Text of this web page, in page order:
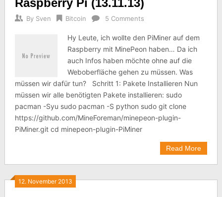
Raspberry Pi (13.11.13)
By Sven Bitcoin 5 Comments
Hy Leute, ich wollte den PiMiner auf dem
Raspberry mit MinePeon haben… Da ich
auch Infos haben möchte ohne auf die
Weboberfläche gehen zu müssen. Was
müssen wir dafür tun? Schritt 1: Pakete Installieren Nun
müssen wir alle benötigten Pakete installieren: sudo
pacman -Syu sudo pacman -S python sudo git clone
https://github.com/MineForeman/minepeon-plugin-
PiMiner.git cd minepeon-plugin-PiMiner
Read More
12. November 2013